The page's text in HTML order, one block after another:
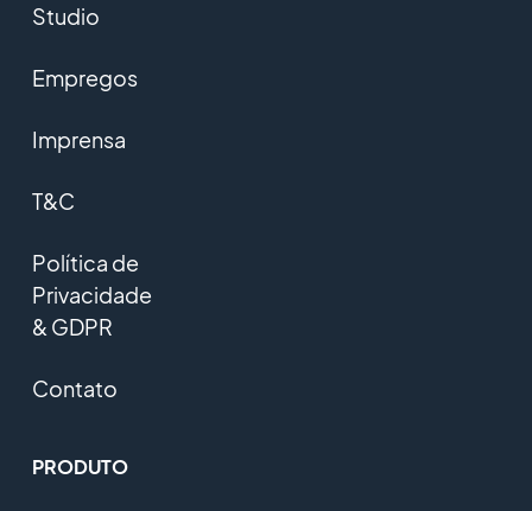
Studio
Empregos
Imprensa
T&C
Política de
Privacidade
& GDPR
Contato
PRODUTO